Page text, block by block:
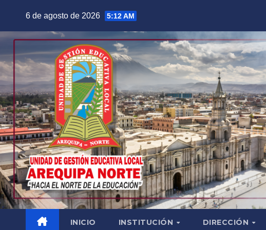
contenido
6 de agosto de 2026 5:12 AM
INICIO INSTITUCIÓN DIRECCIÓN